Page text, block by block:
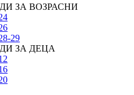
ЗА ВОЗРАСНИ
29
ЗА ДЕЦА